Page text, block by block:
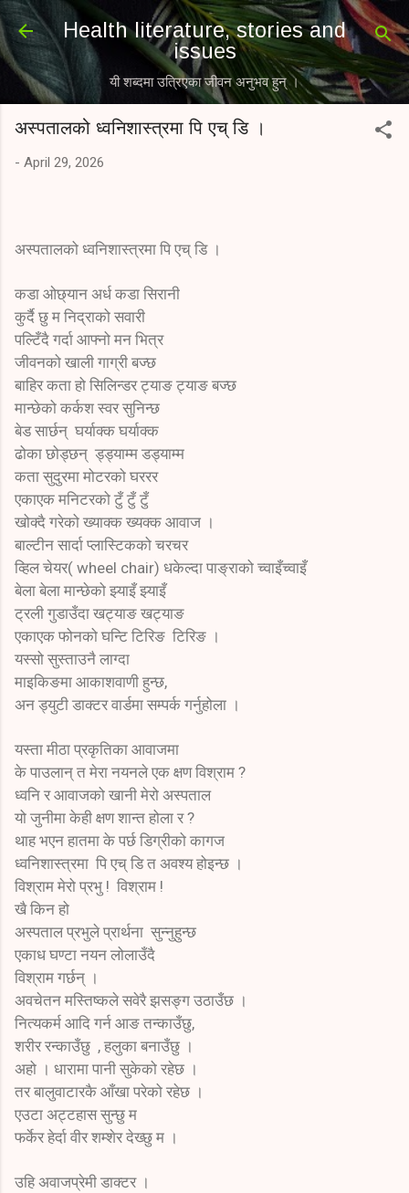
Skip to main content
Health literature, stories and
issues
यी शब्दमा उत्रिएका जीवन अनुभव हुन् ।
अस्पतालको ध्वनिशास्त्रमा पि एच् डि ।
- April 29, 2026
अस्पतालको ध्वनिशास्त्रमा पि एच् डि ।
कडा ओछ्यान अर्ध कडा सिरानी
कुर्दै छु म निद्राको सवारी
पल्टिँदै गर्दा आफ्नो मन भित्र
जीवनको खाली गाग्री बज्छ
बाहिर कता हो सिलिन्डर ट्याङ ट्याङ बज्छ
मान्छेको कर्कश स्वर सुनिन्छ
बेड सार्छन् घर्याक्क घर्याक्क
ढोका छोड्छन् ड्ड्याम्म डड्याम्म
कता सुदुरमा मोटरको घररर
एकाएक मनिटरको टुँ टुँ टुँ
खोक्दै गरेको ख्याक्क ख्यक्क आवाज ।
बाल्टीन सार्दा प्लास्टिकको चरचर
व्हिल चेयर( wheel chair) धकेल्दा पाङ्राको च्वाइँच्वाइँ
बेला बेला मान्छेको झ्याइँ झ्याइँ
ट्रली गुडाउँदा खट्याङ खट्याङ
एकाएक फोनको घन्टि टिरिङ टिरिङ ।
यस्सो सुस्ताउनै लाग्दा
माइकिङमा आकाशवाणी हुन्छ,
अन ड्युटी डाक्टर वार्डमा सम्पर्क गर्नुहोला ।
यस्ता मीठा प्रकृतिका आवाजमा
के पाउलान् त मेरा नयनले एक क्षण विश्राम ?
ध्वनि र आवाजको खानी मेरो अस्पताल
यो जुनीमा केही क्षण शान्त होला र ?
थाह भएन हातमा के पर्छ डिग्रीको कागज
ध्वनिशास्त्रमा पि एच् डि त अवश्य होइन्छ ।
विश्राम मेरो प्रभु ! विश्राम !
खै किन हो
अस्पताल प्रभुले प्रार्थना सुन्नुहुन्छ
एकाध घण्टा नयन लोलाउँदै
विश्राम गर्छन् ।
अवचेतन मस्तिष्कले सवेरै झसङ्ग उठाउँछ ।
नित्यकर्म आदि गर्न आङ तन्काउँछु,
शरीर रन्काउँछु , हलुका बनाउँछु ।
अहो । धारामा पानी सुकेको रहेछ ।
तर बालुवाटारकै आँखा परेको रहेछ ।
एउटा अट्टहास सुन्छु म
फर्केर हेर्दा वीर शम्शेर देख्छु म ।
उहि अवाजप्रेमी डाक्टर ।